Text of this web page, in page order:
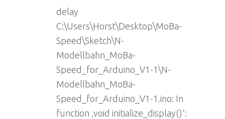
delay
C:\Users\Horst\Desktop\MoBa-
Speed\Sketch\N-
Modellbahn_MoBa-
Speed_for_Arduino_V1-1\N-
Modellbahn_MoBa-
Speed_for_Arduino_V1-1.ino: In
function ‚void initialize_display()‘: